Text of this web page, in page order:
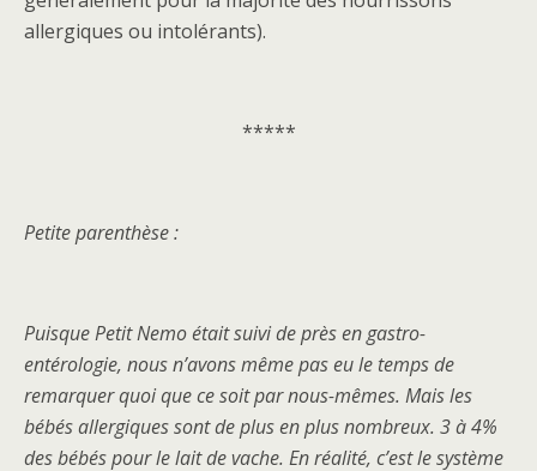
allergiques ou intolérants).
*****
Petite parenthèse :
Puisque Petit Nemo était suivi de près en gastro-
entérologie, nous n’avons même pas eu le temps de
remarquer quoi que ce soit par nous-mêmes. Mais les
bébés allergiques sont de plus en plus nombreux. 3 à 4%
des bébés pour le lait de vache. En réalité, c’est le système